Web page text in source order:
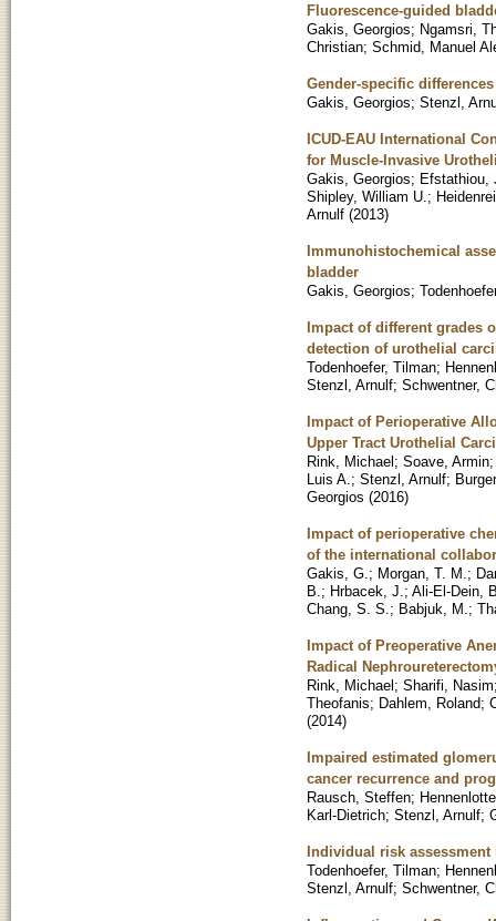
Fluorescence-guided
Gakis, Georgios; Ngamsri,
Christian; Schmid, Manuel
Gender-specific
Gakis, Georgios; Stenzl,
ICUD-EAU International
for Muscle-Invasive
Gakis, Georgios; Efstathiou,
Shipley, William U. ;
Arnulf (2013)
Immunohistochemical
bladder
Gakis, Georgios;
Impact of different grades
detection of urothelial
Todenhoefer, Tilman;
Stenzl, Arnulf; Schwentner,
Impact of Perioperative
Upper Tract Urothelial
Rink, Michael; Soave, Armin
Luis A. ; Stenzl, Arnulf;
Georgios (2016)
Impact of perioperative
of the international
Gakis, G. ; Morgan, T. M. ;
B. ; Hrbacek, J. ; Ali-El-Dein,
Chang, S. S. ; Babjuk, M. ;
Impact of Preoperative
Radical
Rink, Michael; Sharifi, Nasim
Theofanis; Dahlem, Roland;
(2014)
Impaired estimated
cancer recurrence and
Rausch, Steffen;
Karl-Dietrich; Stenzl, Arnulf;
Individual risk assessment
Todenhoefer, Tilman;
Stenzl, Arnulf; Schwentner,